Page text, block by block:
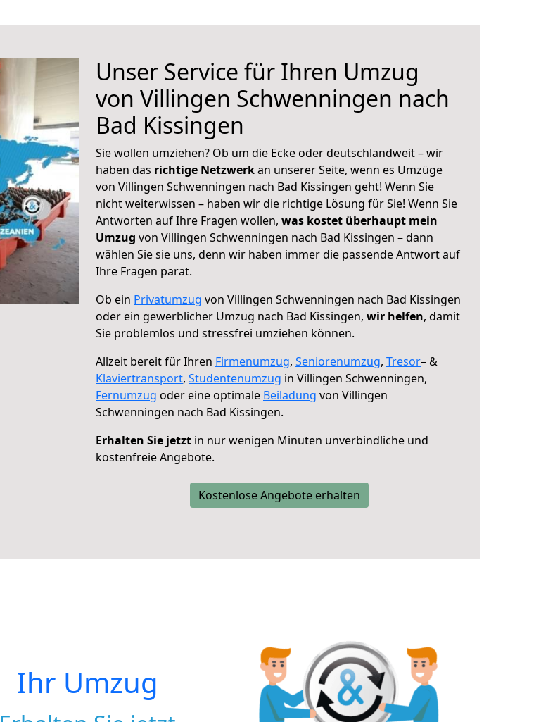
Unser Service für Ihren Umzug
von Villingen Schwenningen nach
Bad Kissingen
Sie wollen umziehen? Ob um die Ecke oder deutschlandweit – wir
haben das richtige Netzwerkan unserer Seite, wenn es Umzüge
von Villingen Schwenningen nach Bad Kissingen geht! Wenn Sie
nicht weiterwissen – haben wir die richtige Lösung für Sie! Wenn Sie
Antworten auf Ihre Fragen wollen, was kostet überhaupt mein
Umzug von Villingen Schwenningen nach Bad Kissingen – dann
wählen Sie sie uns, denn wir haben immer die passende Antwort auf
Ihre Fragen parat.
Ob ein Privatumzug von Villingen Schwenningen nach Bad Kissingen
oder ein gewerblicher Umzug nach Bad Kissingen, wir helfen, damit
Sie problemlos und stressfrei umziehen können.
Allzeit bereit für Ihren Firmenumzug, Seniorenumzug, Tresor– &
Klaviertransport, Studentenumzug in Villingen Schwenningen,
Fernumzug oder eine optimale Beiladung von Villingen
Schwenningen nach Bad Kissingen.
Erhalten Sie jetzt in nur wenigen Minuten unverbindliche und
kostenfreie Angebote.
Kostenlose Angebote erhalten
Ihr Umzug